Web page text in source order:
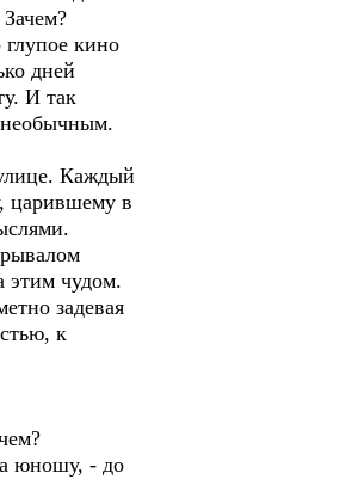
глупое кино
дней
И так
Каждый
царившему в
этим чудом.
задевая
к
юношу, - до